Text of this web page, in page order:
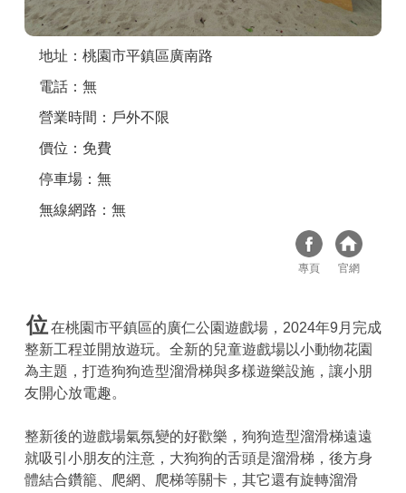
地址：桃園市平鎮區廣南路
電話：無
營業時間：戶外不限
價位：免費
停車場：無
無線網路：無
專頁 官網
位在桃園市平鎮區的廣仁公園遊戲場，2024年9月完成
整新工程並開放遊玩。全新的兒童遊戲場以小動物花園
為主題，打造狗狗造型溜滑梯與多樣遊樂設施，讓小朋
友開心放電趣。
整新後的遊戲場氣氛變的好歡樂，狗狗造型溜滑梯遠遠
就吸引小朋友的注意，大狗狗的舌頭是溜滑梯，後方身
體結合鑽籠、爬網、爬梯等關卡，其它還有旋轉溜滑